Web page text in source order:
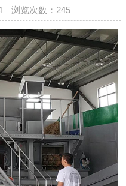
浏览次数： 245